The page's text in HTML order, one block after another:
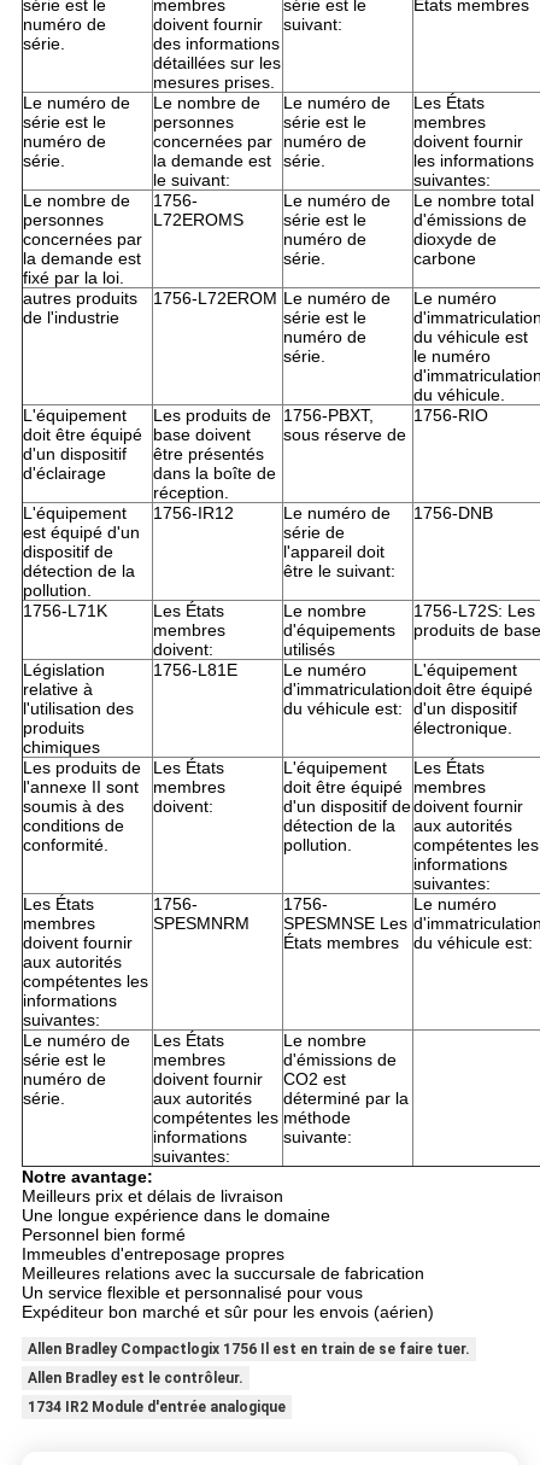
série est le
numéro de
série.
membres
doivent fournir
des informations
détaillées sur les
mesures prises.
série est le
suivant:
États membres
Le numéro de
série est le
numéro de
série.
Le nombre de
personnes
concernées par
la demande est
le suivant:
Le numéro de
série est le
numéro de
série.
Les États
membres
doivent fournir
les informations
suivantes:
Le nombre de
personnes
concernées par
la demande est
fixé par la loi.
1756-
L72EROMS
Le numéro de
série est le
numéro de
série.
Le nombre total
d'émissions de
dioxyde de
carbone
autres produits
de l'industrie
1756-L72EROM Le numéro de
série est le
numéro de
série.
Le numéro
du véhicule est
le numéro
du véhicule.
L'équipement
doit être équipé
d'un dispositif
d'éclairage
Les produits de
base doivent
être présentés
dans la boîte de
réception.
1756-PBXT,
sous réserve de
1756-RIO
L'équipement
est équipé d'un
dispositif de
détection de la
pollution.
1756-IR12
Le numéro de
série de
l'appareil doit
être le suivant:
1756-DNB
1756-L71K
Les États
membres
doivent:
Le nombre
d'équipements
utilisés
1756-L72S: Les
produits de base
Législation
relative à
l'utilisation des
produits
chimiques
1756-L81E
Le numéro
d'immatriculation
du véhicule est:
L'équipement
doit être équipé
d'un dispositif
électronique.
Les produits de
l'annexe II sont
soumis à des
conditions de
conformité.
Les États
membres
doivent:
L'équipement
doit être équipé
d'un dispositif de
détection de la
pollution.
Les États
membres
doivent fournir
aux autorités
compétentes les
informations
suivantes:
Les États
membres
doivent fournir
aux autorités
compétentes les
informations
suivantes:
1756-
SPESMNRM
1756-
SPESMNSE Les
États membres
Le numéro
du véhicule est:
Le numéro de
série est le
numéro de
série.
Les États
membres
doivent fournir
aux autorités
compétentes les
informations
suivantes:
Le nombre
d'émissions de
CO2 est
déterminé par la
méthode
suivante:
Notre avantage:
Meilleurs prix et délais de livraison
Une longue expérience dans le domaine
Personnel bien formé
Immeubles d'entreposage propres
Meilleures relations avec la succursale de fabrication
Un service flexible et personnalisé pour vous
Expéditeur bon marché et sûr pour les envois (aérien)
Allen Bradley Compactlogix 1756 Il est en train de se faire tuer.
Allen Bradley est le contrôleur.
1734 IR2 Module d'entrée analogique